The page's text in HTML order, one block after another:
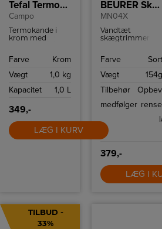
Tefal Termokande krom
Campo
Termokande i
krom med
én hånd takket
lukning. Holder
timer og kold i 24
Farve
Krom
Vægt
1,0 kg
Kapacitet
1,0 L
349,-
LÆG I KURV
BEURER Skægtrimmer
MN04X
Vandtæt
skægtrimmer
90 min. brugstid
3 års garanti.
Farve
Sort
Vægt
154g
Tilbehør
medfølger
379,-
LÆG I
TILBUD -
33%